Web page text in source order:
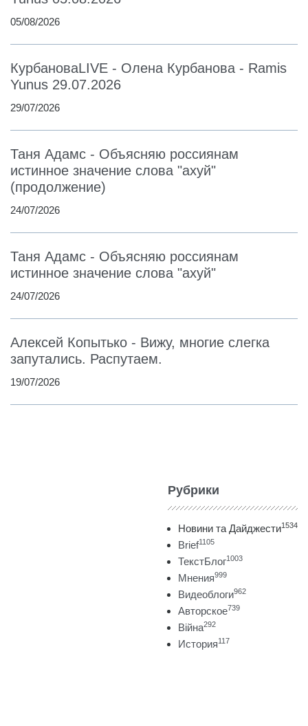
05/08/2026
КурбановаLIVE - Олена Курбанова - Ramis
Yunus 29.07.2026
29/07/2026
Таня Адамс - Объясняю россиянам
истинное значение слова "ахуй"
(продолжение)
24/07/2026
Таня Адамс - Объясняю россиянам
истинное значение слова "ахуй"
24/07/2026
Алексей Копытько - Вижу, многие слегка
запутались. Распутаем.
19/07/2026
Рубрики
Новини та Дайджести1534
Brief1105
ТекстБлог1003
Мнения999
Видеоблоги962
Авторское739
Війна292
История117